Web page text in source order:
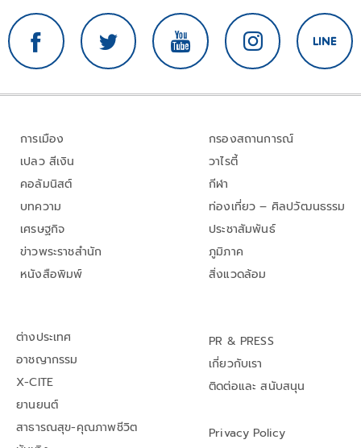
การเมือง
เปลว สีเงิน
คอลัมนิสต์
บทความ
เศรษฐกิจ
ข่าวพระราชสำนัก
หนังสือพิมพ์
กรองสถานการณ์
วาไรตี้
กีฬา
ท่องเที่ยว – ศิลปวัฒนธรรม
ประชาสัมพันธ์
ภูมิภาค
สิ่งแวดล้อม
ต่างประเทศ
อาชญากรรม
X-CITE
ยานยนต์
สาธารณสุข-คุณภาพชีวิต
PR & PRESS
เกี่ยวกับเรา
ติดต่อและ สนับสนุน
Privacy Policy